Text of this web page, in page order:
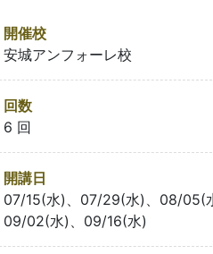
開催校
安城アンフォーレ校
回数
6 回
開講日
07/15(水)、07/29(水)、08/05(
09/02(水)、09/16(水)